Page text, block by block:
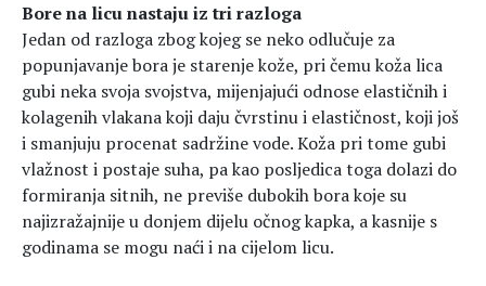
Bore na licu nastaju iz tri razloga
Jedan od razloga zbog kojeg se neko odlučuje za
popunjavanje bora je starenje kože, pri čemu koža lica
gubi neka svoja svojstva, mijenjajući odnose elastičnih i
kolagenih vlakana koji daju čvrstinu i elastičnost, koji još
i smanjuju procenat sadržine vode. Koža pri tome gubi
vlažnost i postaje suha, pa kao posljedica toga dolazi do
formiranja sitnih, ne previše dubokih bora koje su
najizražajnije u donjem dijelu očnog kapka, a kasnije s
godinama se mogu naći i na cijelom licu.